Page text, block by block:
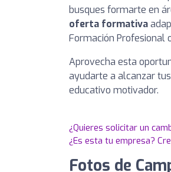
busques formarte en
oferta formativa
Formación Profesional
Aprovecha esta
ayudarte a alcanzar
educativo motivador.
¿Quieres solicitar un
¿Es esta tu empresa?
Fotos de